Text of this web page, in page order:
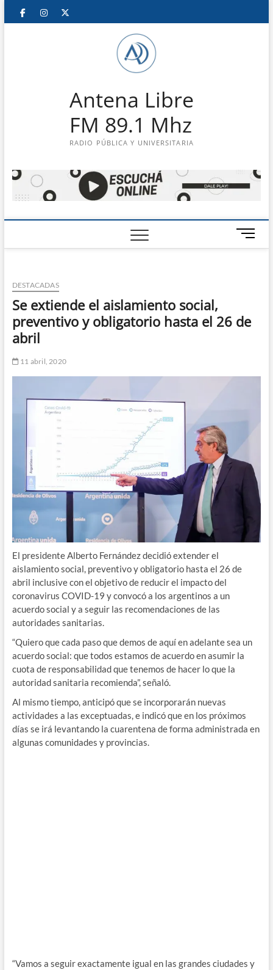
Saltar
FacebookInstagram
Antena Libre
FM 89.1 Mhz
RADIO PÚBLICA Y UNIVERSITARIA
B
o
e
m
DESTACADAS
Se extiende el aislamiento social,
preventivo y obligatorio hasta el 26 de
abril
11 abril, 2020
El presidente Alberto Fernández decidió extender el
aislamiento social, preventivo y obligatorio hasta el 26 de
abril inclusive con el objetivo de reducir el impacto del
coronavirus COVID-19 y convocó a los argentinos a un
acuerdo social y a seguir las recomendaciones de las
autoridades sanitarias.
“Quiero que cada paso que demos de aquí en adelante sea un
acuerdo social: que todos estamos de acuerdo en asumir la
cuota de responsabilidad que tenemos de hacer lo que la
autoridad sanitaria recomienda”, señaló.
Al mismo tiempo, anticipó que se incorporarán nuevas
actividades a las exceptuadas, e indicó que en los próximos
días se irá levantando la cuarentena de forma administrada en
algunas comunidades y provincias.
“Vamos a seguir exactamente igual en las grandes ciudades y